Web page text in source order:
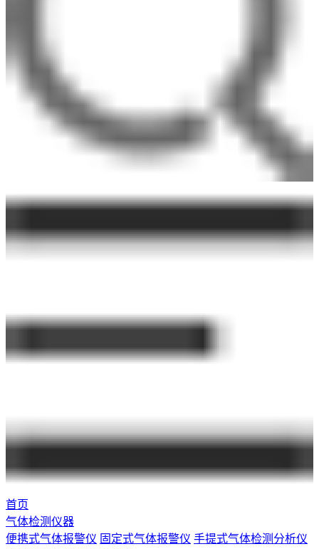
首页
气体检测仪器
便携式气体报警仪 固定式气体报警仪 手提式气体检测分析仪